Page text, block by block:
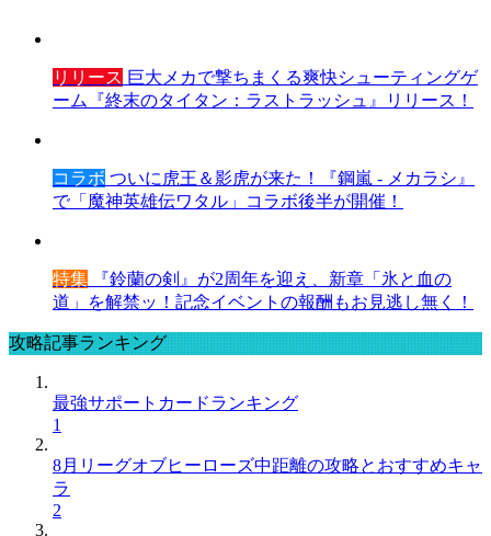
リリース 巨大メカで撃ちまくる爽快シューティングゲ
ーム『終末のタイタン：ラストラッシュ』リリース！
コラボ ついに虎王＆影虎が来た！『鋼嵐 - メカラシ』
で「魔神英雄伝ワタル」コラボ後半が開催！
特集 『鈴蘭の剣』が2周年を迎え、新章「氷と血の
道」を解禁ッ！記念イベントの報酬もお見逃し無く！
攻略記事ランキング
最強サポートカードランキング
1
8月リーグオブヒーローズ中距離の攻略とおすすめキャ
ラ
2